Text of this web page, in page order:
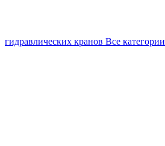
гидравлических кранов Все категории